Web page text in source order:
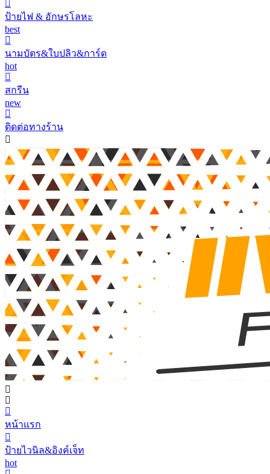
ป้ายไฟ & อักษรโลหะ
best
นามบัตร&ใบปลิว&การ์ด
hot
สกรีน
new
ติดต่อทางร้าน
หน้าแรก
ป้ายไวนิล&อิงค์เจ็ท
hot